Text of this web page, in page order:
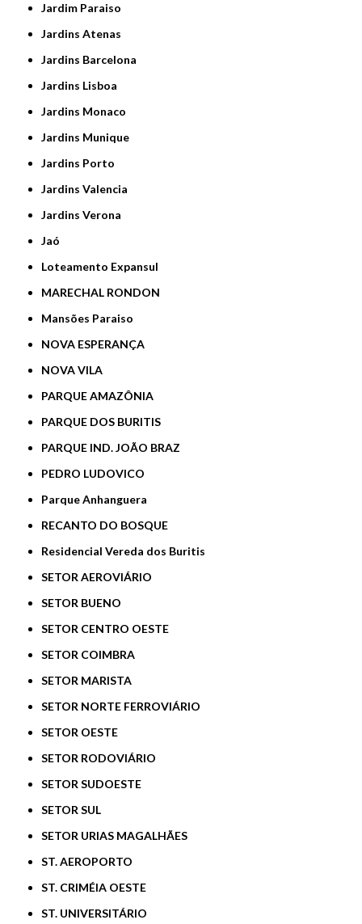
Jardim Paraiso
Jardins Atenas
Jardins Barcelona
Jardins Lisboa
Jardins Monaco
Jardins Munique
Jardins Porto
Jardins Valencia
Jardins Verona
Jaó
Loteamento Expansul
MARECHAL RONDON
Mansões Paraiso
NOVA ESPERANÇA
NOVA VILA
PARQUE AMAZÔNIA
PARQUE DOS BURITIS
PARQUE IND. JOÃO BRAZ
PEDRO LUDOVICO
Parque Anhanguera
RECANTO DO BOSQUE
Residencial Vereda dos Buritis
SETOR AEROVIÁRIO
SETOR BUENO
SETOR CENTRO OESTE
SETOR COIMBRA
SETOR MARISTA
SETOR NORTE FERROVIÁRIO
SETOR OESTE
SETOR RODOVIÁRIO
SETOR SUDOESTE
SETOR SUL
SETOR URIAS MAGALHÃES
ST. AEROPORTO
ST. CRIMÉIA OESTE
ST. UNIVERSITÁRIO